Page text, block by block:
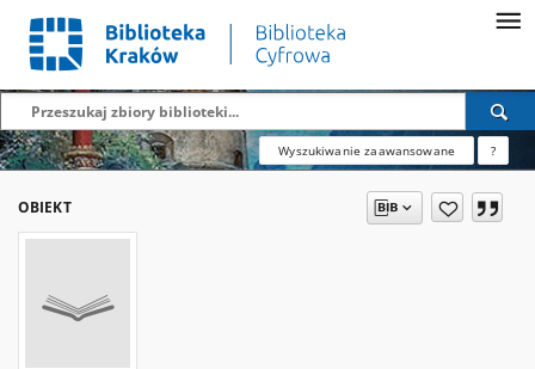
Wyszukiwanie zaawansowane ?
OBIEKT